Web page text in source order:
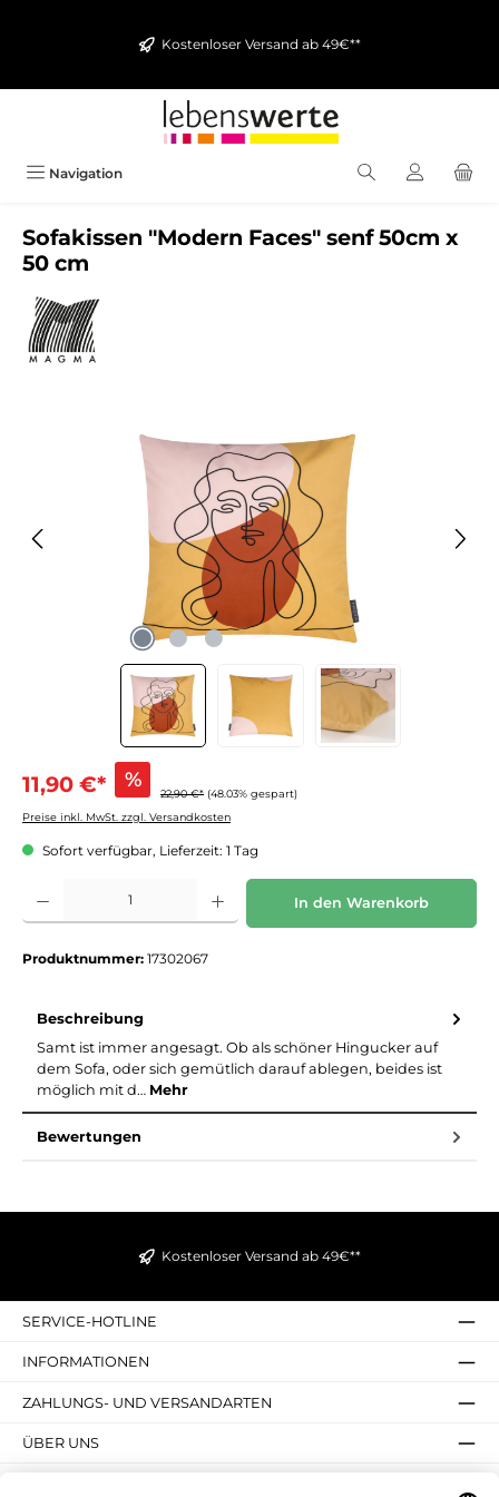
Kostenloser Versand ab 49€**
Navigation
Sofakissen "Modern Faces" senf 50cm x
50 cm
11,90 €* %
22,90 €* (48.03% gespart)
Preise inkl. MwSt. zzgl. Versandkosten
Sofort verfügbar, Lieferzeit: 1 Tag
Produkt Anzahl: Gib den gewünschten Wert ein oder benutze die Schaltflächen um
In den Warenkorb
Produktnummer: 17302067
Beschreibung
Samt ist immer angesagt. Ob als schöner Hingucker auf
dem Sofa, oder sich gemütlich darauf ablegen, beides ist
möglich mit d… Mehr
Bewertungen
Kostenloser Versand ab 49€**
SERVICE-HOTLINE
INFORMATIONEN
ZAHLUNGS- UND VERSANDARTEN
ÜBER UNS